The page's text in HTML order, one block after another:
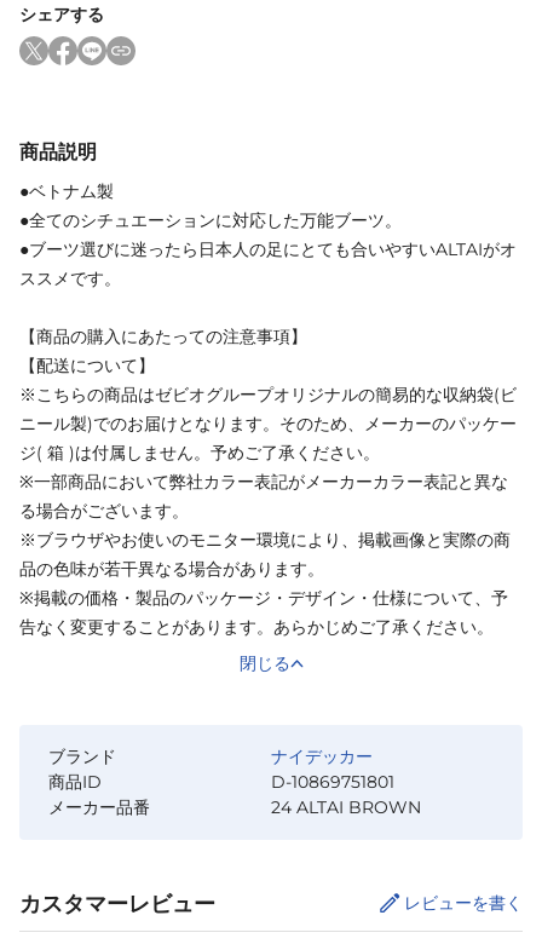
シェアする
商品説明
●ベトナム製
●全てのシチュエーションに対応した万能ブーツ。
●ブーツ選びに迷ったら日本人の足にとても合いやすいALTAIがオ
ススメです。
【商品の購入にあたっての注意事項】
【配送について】
※こちらの商品はゼビオグループオリジナルの簡易的な収納袋(ビ
ニール製)でのお届けとなります。そのため、メーカーのパッケー
ジ( 箱 )は付属しません。予めご了承ください。
※一部商品において弊社カラー表記がメーカーカラー表記と異な
る場合がございます。
※ブラウザやお使いのモニター環境により、掲載画像と実際の商
品の色味が若干異なる場合があります。
※掲載の価格・製品のパッケージ・デザイン・仕様について、予
告なく変更することがあります。あらかじめご了承ください。
閉じる
ブランド
ナイデッカー
商品ID
D-10869751801
メーカー品番
24 ALTAI BROWN
カスタマーレビュー レビューを書く